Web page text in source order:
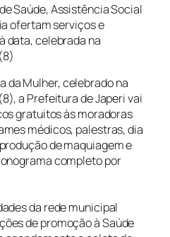
Saúde, Assistência Social
ofertam serviços e
data, celebrada na
da Mulher, celebrado na
a Prefeitura de Japeri vai
gratuitos às moradoras
médicos, palestras, dia
de maquiagem e
completo por
da rede municipal
de promoção à Saúde